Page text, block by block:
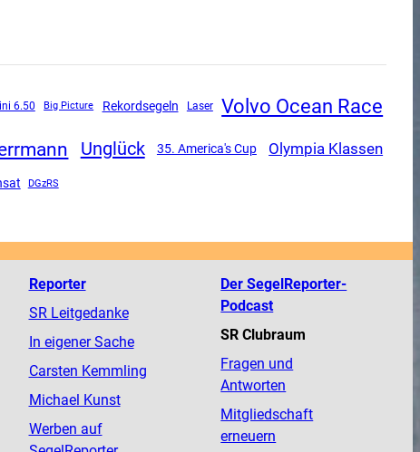
6.50 Big Picture Rekordsegeln Laser Volvo Ocean Race
Unglück 35. America's Cup Olympia Klassen
DGzRS
Reporter
SR Leitgedanke
In eigener Sache
Carsten Kemmling
Michael Kunst
Werben auf
Der SegelReporter-
Podcast
SR Clubraum
Fragen und
Antworten
Mitgliedschaft
erneuern